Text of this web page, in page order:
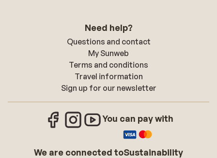
Need help?
Questions and contact
My Sunweb
Terms and conditions
Travel information
Sign up for our newsletter
You can pay with
We are connected toSustainability